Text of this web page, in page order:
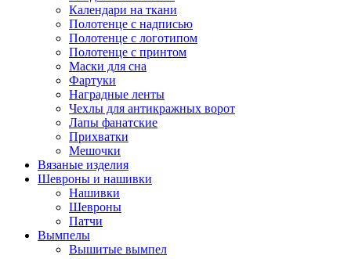
Календари на ткани
Полотенце с надписью
Полотенце с логотипом
Полотенце с принтом
Маски для сна
Фартуки
Наградные ленты
Чехлы для антикражных ворот
Лапы фанатские
Прихватки
Мешочки
Вязаные изделия
Шевроны и нашивки
Нашивки
Шевроны
Патчи
Вымпелы
Вышитые вымпел